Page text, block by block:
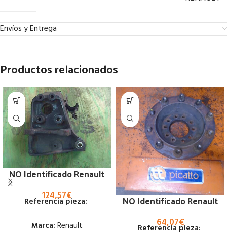
Envíos y Entrega
Productos relacionados
NO Identificado Renault
124,57€
Referencia pieza:
Marca: Renault
NO Identificado Renault
64,07€
Referencia pieza: